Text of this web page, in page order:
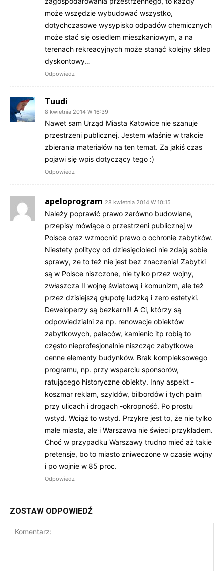
może wszędzie wybudować wszystko,
dotychczasowe wysypisko odpadów chemicznych
może stać się osiedlem mieszkaniowym, a na
terenach rekreacyjnych może stanąć kolejny sklep
dyskontowy…
Odpowiedz
Tuudi
8 kwietnia 2014 W 16:39
Nawet sam Urząd Miasta Katowice nie szanuje
przestrzeni publicznej. Jestem właśnie w trakcie
zbierania materiałów na ten temat. Za jakiś czas
pojawi się wpis dotyczący tego :)
Odpowiedz
apeloprogram 28 kwietnia 2014 W 10:15
Należy poprawić prawo zarówno budowlane,
przepisy mówiące o przestrzeni publicznej w
Polsce oraz wzmocnić prawo o ochronie zabytków.
Niestety politycy od dziesięcioleci nie zdają sobie
sprawy, ze to też nie jest bez znaczenia! Zabytki
są w Polsce niszczone, nie tylko przez wojny,
zwłaszcza II wojnę światową i komunizm, ale też
przez dzisiejszą głupotę ludzką i zero estetyki.
Deweloperzy są bezkarni!! A Ci, którzy są
odpowiedzialni za np. renowacje obiektów
zabytkowych, pałaców, kamienic itp robią to
często nieprofesjonalnie niszcząc zabytkowe
cenne elementy budynków. Brak kompleksowego
programu, np. przy wsparciu sponsorów,
ratującego historyczne obiekty. Inny aspekt -
koszmar reklam, szyldów, bilbordów i tych palm
przy ulicach i drogach -okropność. Po prostu
wstyd. Wciąż to wstyd. Przykre jest to, że nie tylko
małe miasta, ale i Warszawa nie świeci przykładem.
Choć w przypadku Warszawy trudno mieć aż takie
pretensje, bo to miasto zniweczone w czasie wojny
i po wojnie w 85 proc.
Odpowiedz
ZOSTAW ODPOWIEDŹ